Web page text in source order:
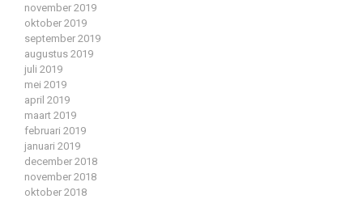
november 2019
oktober 2019
september 2019
augustus 2019
juli 2019
mei 2019
april 2019
maart 2019
februari 2019
januari 2019
december 2018
november 2018
oktober 2018